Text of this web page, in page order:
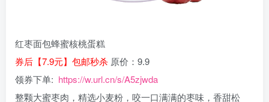
红枣面包蜂蜜核桃蛋糕
券后【7.9元】包邮秒杀 原价：9.9
领券下单: https://w.url.cn/s/A5zjwda
整颗大蜜枣肉，精选小麦粉，咬一口满满的枣味，香甜松